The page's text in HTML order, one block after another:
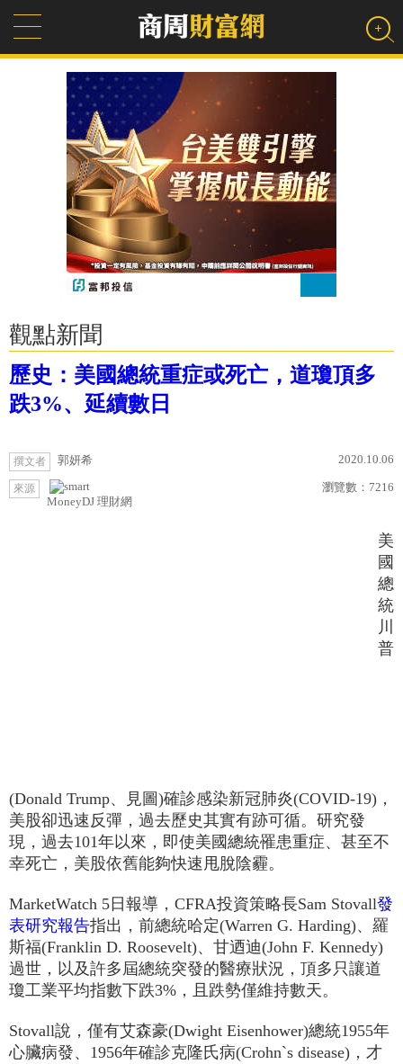
觀點新聞
歷史：美國總統重症或死亡，道瓊頂多
跌3%、延續數日
撰文者 郭妍希 2020.10.06
來源
MoneyDJ 理財網
瀏覽數： 7216
美
國
總
統
川
普
(Donald Trump、見圖)確診感染新冠肺炎(COVID-19)，
美股卻迅速反彈，過去歷史其實有跡可循。研究發
現，過去101年以來，即使美國總統罹患重症、甚至不
幸死亡，美股依舊能夠快速甩脫陰霾。
MarketWatch 5日報導，CFRA投資策略長Sam Stovall發
表研究報告指出，前總統哈定(Warren G. Harding)、羅
斯福(Franklin D. Roosevelt)、甘迺迪(John F. Kennedy)
過世，以及許多屆總統突發的醫療狀況，頂多只讓道
瓊工業平均指數下跌3%，且跌勢僅維持數天。
Stovall說，僅有艾森豪(Dwight Eisenhower)總統1955年
心臟病發、1956年確診克隆氏病(Crohn`s disease)，才